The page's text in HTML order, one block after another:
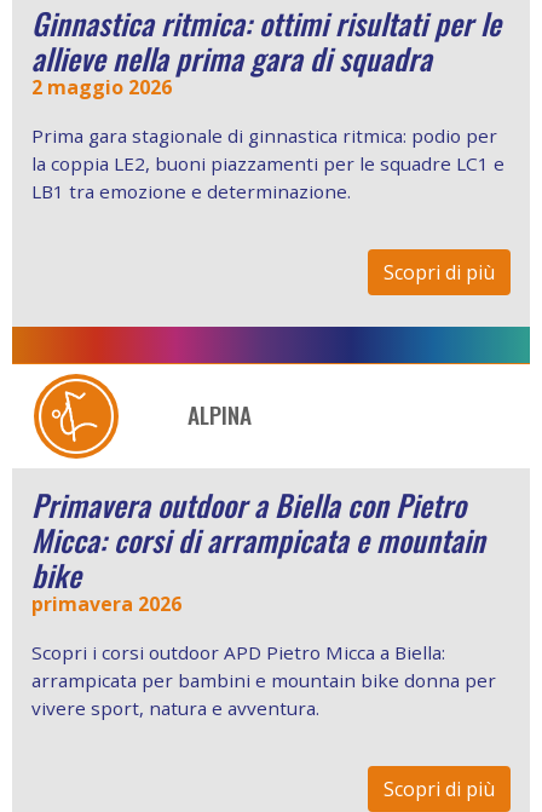
Ginnastica ritmica: ottimi risultati per le
allieve nella prima gara di squadra
2 maggio 2026
Prima gara stagionale di ginnastica ritmica: podio per
la coppia LE2, buoni piazzamenti per le squadre LC1 e
LB1 tra emozione e determinazione.
Scopri di più
ALPINA
Primavera outdoor a Biella con Pietro
Micca: corsi di arrampicata e mountain
bike
primavera 2026
Scopri i corsi outdoor APD Pietro Micca a Biella:
arrampicata per bambini e mountain bike donna per
vivere sport, natura e avventura.
Scopri di più